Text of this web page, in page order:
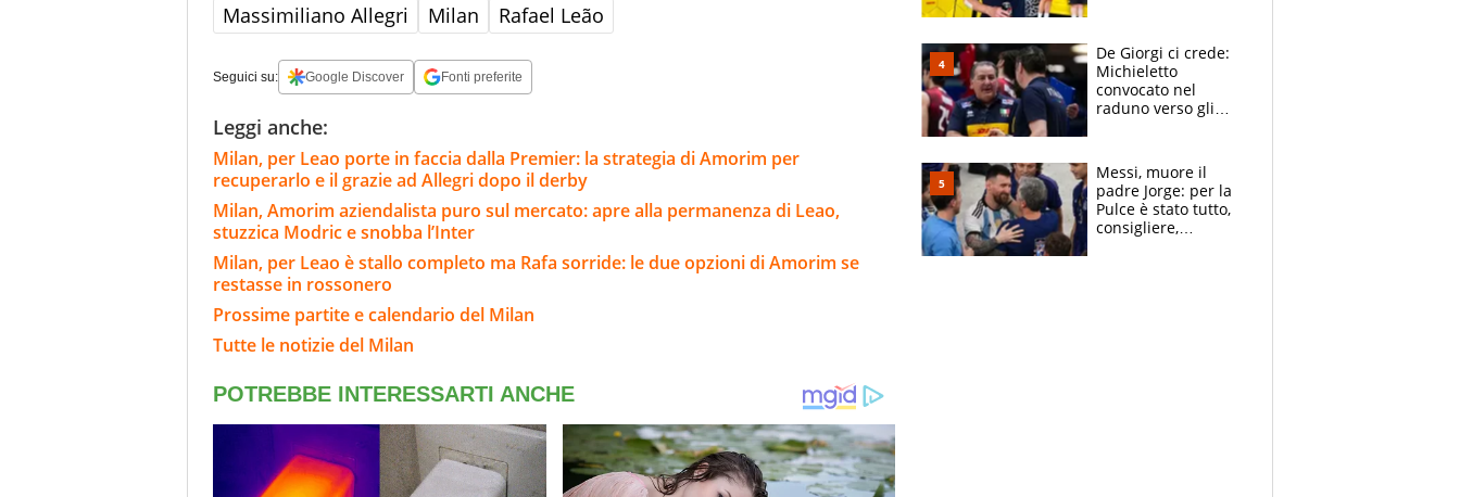
Massimiliano Allegri Milan Rafael Leão
Seguici su: Google Discover Fonti preferite
Leggi anche:
Milan, per Leao porte in faccia dalla Premier: la strategia di Amorim per
recuperarlo e il grazie ad Allegri dopo il derby
Milan, Amorim aziendalista puro sul mercato: apre alla permanenza di Leao,
stuzzica Modric e snobba l’Inter
Milan, per Leao è stallo completo ma Rafa sorride: le due opzioni di Amorim se
restasse in rossonero
Prossime partite e calendario del Milan
Tutte le notizie del Milan
vuole la Roubaix
De Giorgi ci crede:
Michieletto
convocato nel
raduno verso gli
Messi, muore il
padre Jorge: per la
Pulce è stato tutto,
consigliere,